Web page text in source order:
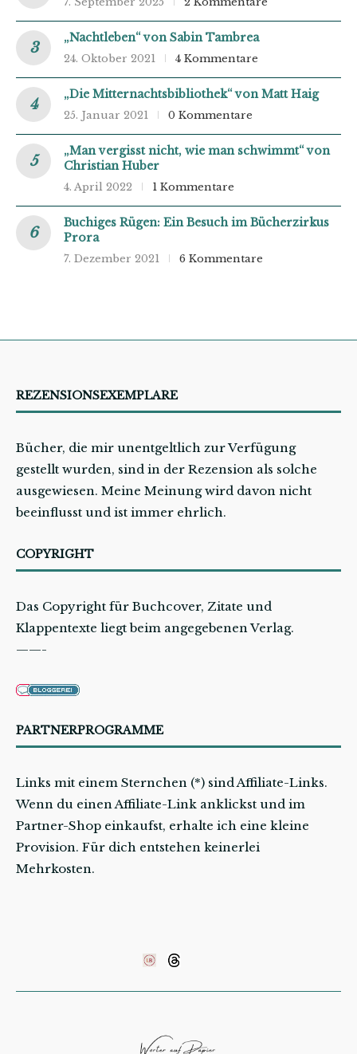
„Nachtleben“ von Sabin Tambrea
24. Oktober 2021 4 Kommentare
„Die Mitternachtsbibliothek“ von Matt Haig
25. Januar 2021 0 Kommentare
„Man vergisst nicht, wie man schwimmt“ von
Christian Huber
4. April 2022 1 Kommentare
Buchiges Rügen: Ein Besuch im Bücherzirkus
Prora
7. Dezember 2021 6 Kommentare
REZENSIONSEXEMPLARE
Bücher, die mir unentgeltlich zur Verfügung
gestellt wurden, sind in der Rezension als solche
ausgewiesen. Meine Meinung wird davon nicht
beeinflusst und ist immer ehrlich.
COPYRIGHT
Das Copyright für Buchcover, Zitate und
Klappentexte liegt beim angegebenen Verlag.
——-
PARTNERPROGRAMME
Links mit einem Sternchen (*) sind Affiliate-Links.
Wenn du einen Affiliate-Link anklickst und im
Partner-Shop einkaufst, erhalte ich eine kleine
Provision. Für dich entstehen keinerlei
Mehrkosten.